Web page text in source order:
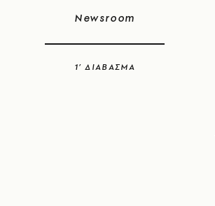
Newsroom
1’ ΔΙΑΒΑΣΜΑ